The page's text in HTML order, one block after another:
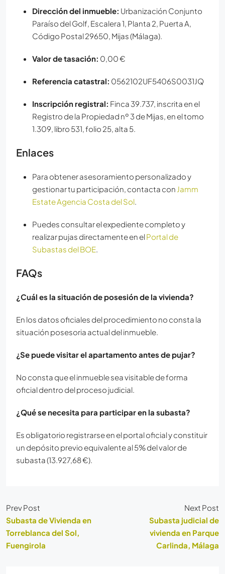
Dirección del inmueble: Urbanización Conjunto
Paraíso del Golf, Escalera 1, Planta 2, Puerta A,
Código Postal 29650, Mijas (Málaga).
Valor de tasación: 0,00 €
Referencia catastral: 0562102UF5406S0031JQ
Inscripción registral: Finca 39.737, inscrita en el
Registro de la Propiedad nº 3 de Mijas, en el tomo
1.309, libro 531, folio 25, alta 5.
Enlaces
Para obtener asesoramiento personalizado y
gestionar tu participación, contacta con Jamm
Estate Agencia Costa del Sol.
Puedes consultar el expediente completo y
realizar pujas directamente en elPortal de
Subastas del BOE.
FAQs
¿Cuál es la situación de posesión de la vivienda?
En los datos oficiales del procedimiento no consta la
situación posesoria actual del inmueble.
¿Se puede visitar el apartamento antes de pujar?
No consta que el inmueble sea visitable de forma
oficial dentro del proceso judicial.
¿Qué se necesita para participar en la subasta?
Es obligatorio registrarse en el portal oficial y constituir
un depósito previo equivalente al 5% del valor de
subasta (13.927,68 €).
Prev Post
Subasta de Vivienda en
Torreblanca del Sol,
Fuengirola
Next Post
Subasta judicial de
vivienda en Parque
Carlinda, Málaga